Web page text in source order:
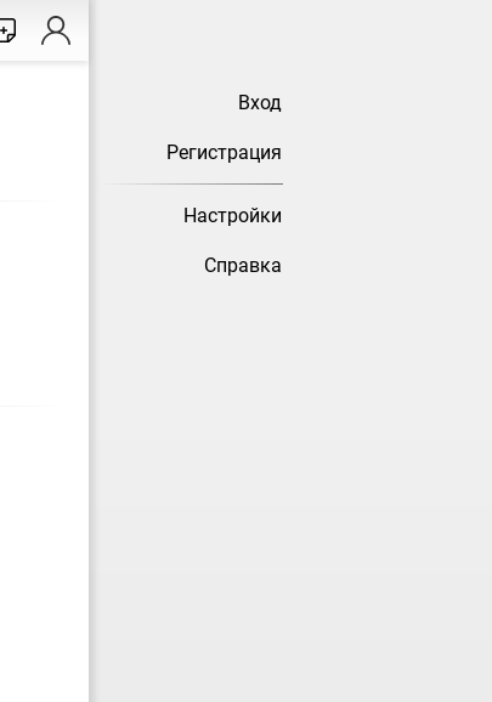
Вход
Регистрация
Настройки
Справка